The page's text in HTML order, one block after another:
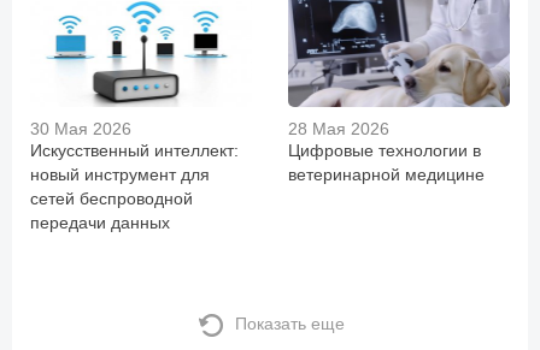
30 Мая 2026
Искусственный интеллект:
новый инструмент для
сетей беспроводной
передачи данных
28 Мая 2026
Цифровые технологии в
ветеринарной медицине
Показать еще